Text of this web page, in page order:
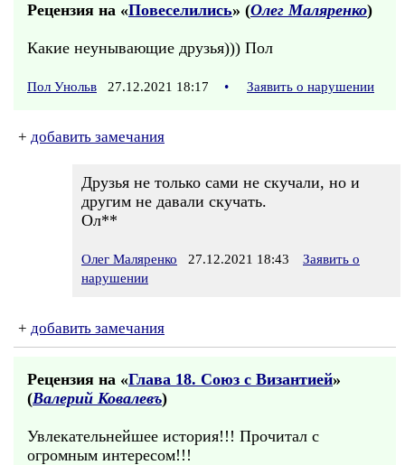
Рецензия на «Повеселились» (Олег Маляренко)
Какие неунывающие друзья))) Пол
Пол Унольв 27.12.2021 18:17 • Заявить о нарушении
+ добавить замечания
Друзья не только сами не скучали, но и
другим не давали скучать.
Ол**
Олег Маляренко 27.12.2021 18:43
Заявить о
нарушении
+ добавить замечания
Рецензия на «Глава 18. Союз с Византией»
(Валерий Ковалевъ)
Увлекательнейшее история!!! Прочитал с
огромным интересом!!!